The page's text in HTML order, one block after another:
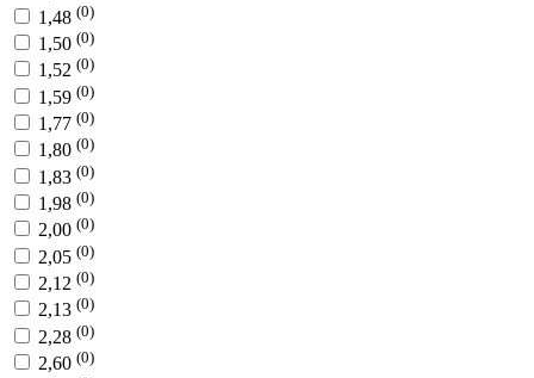
1,48 (0)
1,50 (0)
1,52 (0)
1,59 (0)
1,77 (0)
1,80 (0)
1,83 (0)
1,98 (0)
2,00 (0)
2,05 (0)
2,12 (0)
2,13 (0)
2,28 (0)
2,60 (0)